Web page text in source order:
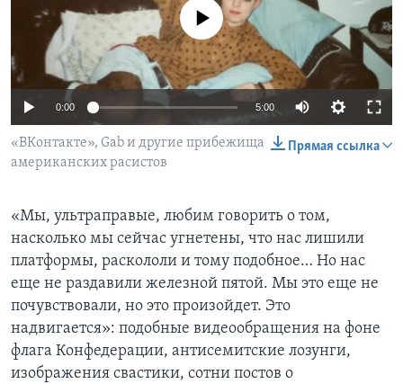
Learning English
СОЦИАЛЬНЫЕ СЕТИ
Языки
No media source currently available
0:00 5:00
Прямая ссылка
«ВКонтакте», Gab и другие прибежища
американских расистов
«Мы, ультраправые, любим говорить о том,
насколько мы сейчас угнетены, что нас лишили
платформы, раскололи и тому подобное… Но нас
еще не раздавили железной пятой. Мы это еще не
почувствовали, но это произойдет. Это
надвигается»: подобные видеообращения на фоне
флага Конфедерации, антисемитские лозунги,
изображения свастики, сотни постов о